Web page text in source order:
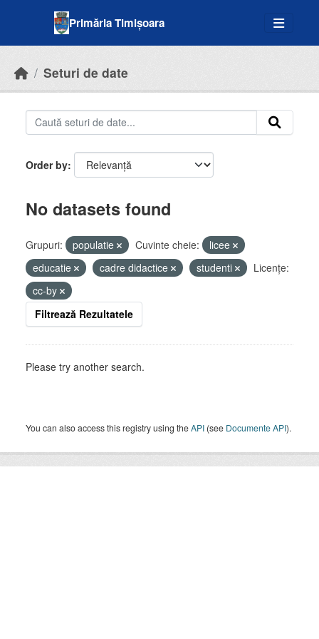
Primăria Timișoara
Seturi de date
Order by
No datasets found
Grupuri: populatie Cuvinte cheie:
licee
educatie
cadre didactice studenti
Licenţe:
cc-by
Filtrează Rezultatele
Please try another search.
You can also access this registry using theAPI (see Documente API).